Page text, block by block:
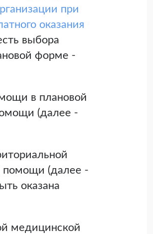
при
оказания
выбора
форме -
в плановой
(далее -
помощи (далее -
оказана
медицинской